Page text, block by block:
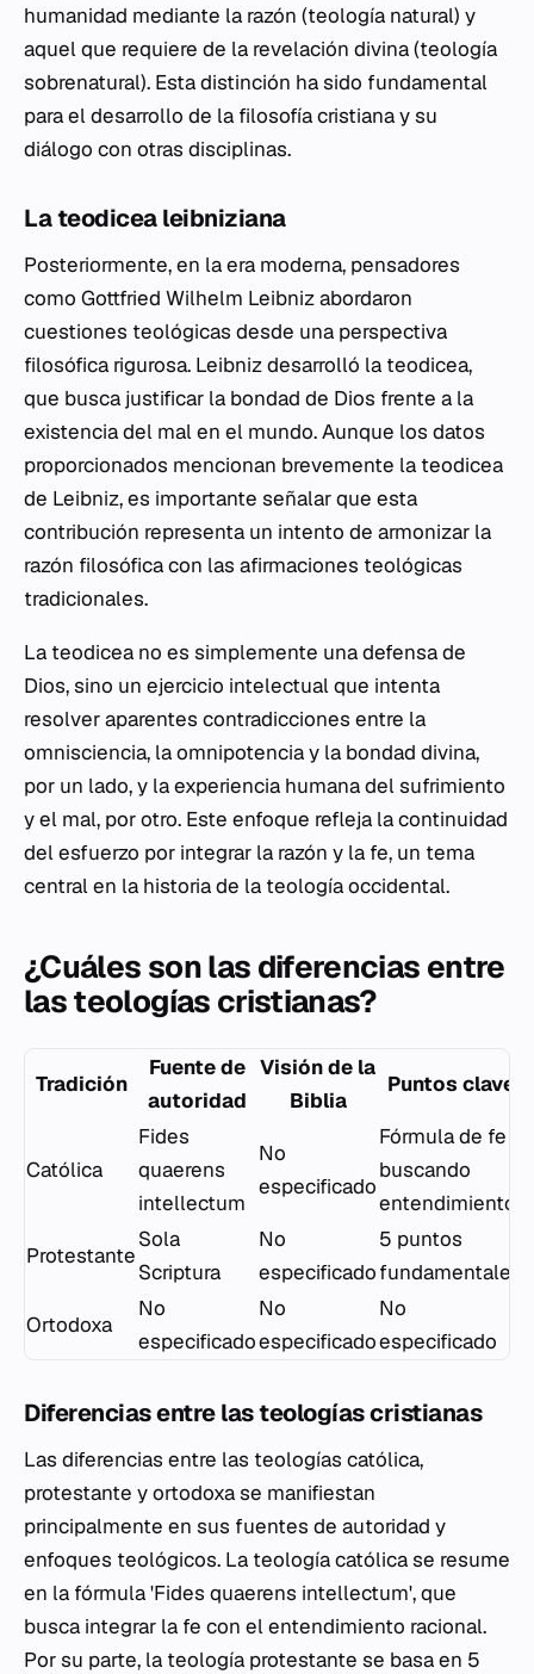
humanidad mediante la razón (teología natural) y
aquel que requiere de la revelación divina (teología
sobrenatural). Esta distinción ha sido fundamental
para el desarrollo de la filosofía cristiana y su
diálogo con otras disciplinas.
La teodicea leibniziana
Posteriormente, en la era moderna, pensadores
como Gottfried Wilhelm Leibniz abordaron
cuestiones teológicas desde una perspectiva
filosófica rigurosa. Leibniz desarrolló la teodicea,
que busca justificar la bondad de Dios frente a la
existencia del mal en el mundo. Aunque los datos
proporcionados mencionan brevemente la teodicea
de Leibniz, es importante señalar que esta
contribución representa un intento de armonizar la
razón filosófica con las afirmaciones teológicas
tradicionales.
La teodicea no es simplemente una defensa de
Dios, sino un ejercicio intelectual que intenta
resolver aparentes contradicciones entre la
omnisciencia, la omnipotencia y la bondad divina,
por un lado, y la experiencia humana del sufrimiento
y el mal, por otro. Este enfoque refleja la continuidad
del esfuerzo por integrar la razón y la fe, un tema
central en la historia de la teología occidental.
¿Cuáles son las diferencias entre
las teologías cristianas?
Tradición
Fuente de
autoridad
Visión de la
Biblia
Puntos clave
Católica
Fides
quaerens
intellectum
No
especificado
Fórmula de fe
buscando
entendimiento
Protestante
Sola
Scriptura
No
especificado
5 puntos
fundamentales
Ortodoxa
No
especificado
No
especificado
No
especificado
Diferencias entre las teologías cristianas
Las diferencias entre las teologías católica,
protestante y ortodoxa se manifiestan
principalmente en sus fuentes de autoridad y
enfoques teológicos. La teología católica se resume
en la fórmula 'Fides quaerens intellectum', que
busca integrar la fe con el entendimiento racional.
Por su parte, la teología protestante se basa en 5